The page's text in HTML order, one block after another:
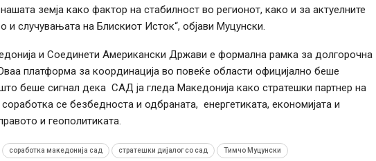
земја како фактор на стабилност во регионот, како и за актуелните
и случувањата на Блискиот Исток“, објави Муцунски.
и Соединети Американски Држави е формална рамка за долгорочна
платформа за координација во повеќе области официјално беше
беше сигнал дека САД ја гледа Македонија како стратешки партнер на
се безбедноста и одбраната, енергетиката, економијата и
и геополитиката.
соработка македонија сад стратешки дијалог со сад Тимчо Муцунски